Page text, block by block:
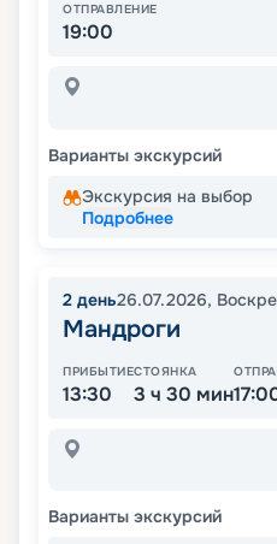
ОТПРАВЛЕНИЕ
19:00
Варианты экскурсий
Экскурсия на выбор
Подробнее
2 день26.07.2026,
Мандроги
ПРИБЫТИЕ
13:30
СТОЯНКА
3 ч 30 мин
Варианты экскурсий